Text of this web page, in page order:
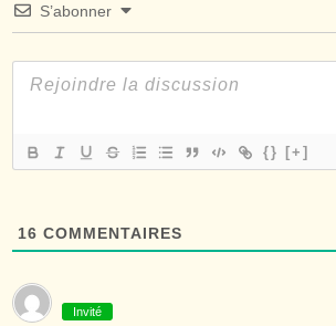
S’abonner
{} [+]
16 COMMENTAIRES
Invité